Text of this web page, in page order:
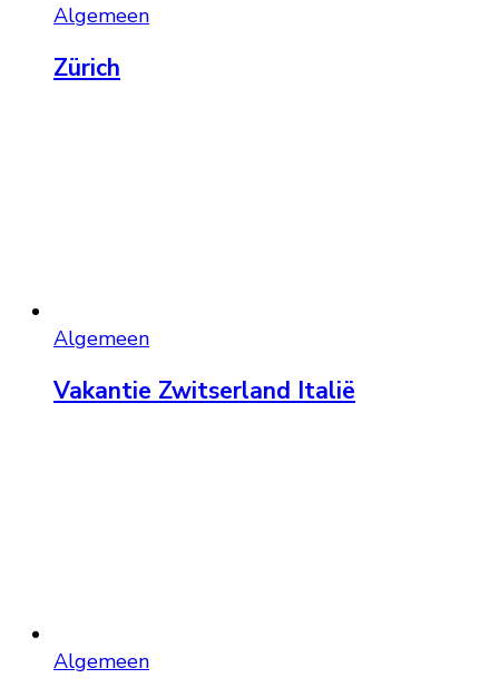
Algemeen
Zürich
Algemeen
Vakantie Zwitserland Italië
Algemeen